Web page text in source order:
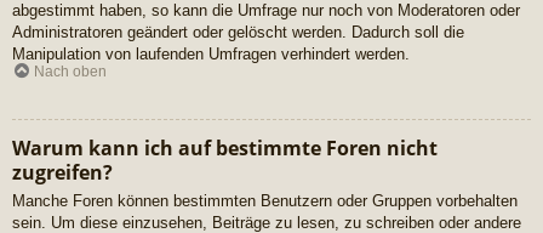
abgestimmt haben, so kann die Umfrage nur noch von Moderatoren oder
Administratoren geändert oder gelöscht werden. Dadurch soll die
Manipulation von laufenden Umfragen verhindert werden.
Nach oben
Warum kann ich auf bestimmte Foren nicht
zugreifen?
Manche Foren können bestimmten Benutzern oder Gruppen vorbehalten
sein. Um diese einzusehen, Beiträge zu lesen, zu schreiben oder andere